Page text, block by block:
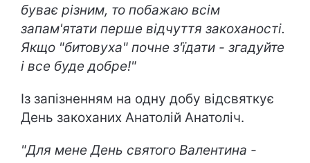
буває різним, то побажаю всім
запам'ятати перше відчуття закоханості.
Якщо "битовуха" почне з'їдати - згадуйте
і все буде добре!"
Із запізненням на одну добу відсвяткує
День закоханих Анатолій Анатоліч.
"Для мене День святого Валентина -